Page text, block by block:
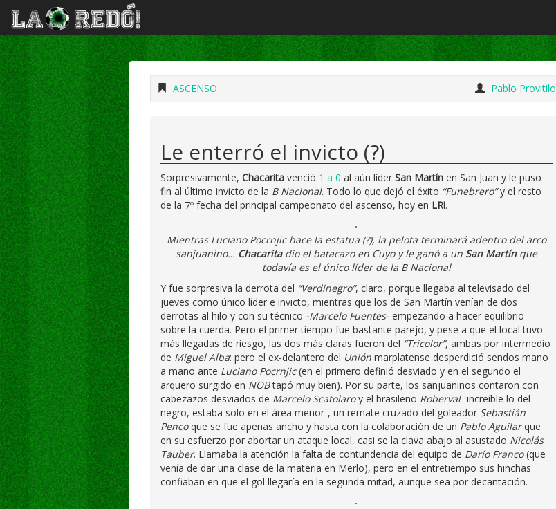
ASCENSO Pablo Provitilo
Le enterró el invicto (?)
Sorpresivamente, Chacarita venció 1 a 0 al aún líder San Martín en San Juan y le puso
fin al último invicto de la B Nacional. Todo lo que dejó el éxito “Funebrero”y el resto
de la 7º fecha del principal campeonato del ascenso, hoy en LR!.
Mientras Luciano Pocrnjic hace la estatua (?), la pelota terminará adentro del arco
sanjuanino… Chacaritadio el batacazo en Cuyo y le ganó a un San Martínque
todavía es el único líder de la B Nacional
Y fue sorpresiva la derrota del “Verdinegro”, claro, porque llegaba al televisado del
jueves como único líder e invicto, mientras que los de San Martín venían de dos
derrotas al hilo y con su técnico -Marcelo Fuentes- empezando a hacer equilibrio
sobre la cuerda. Pero el primer tiempo fue bastante parejo, y pese a que el local tuvo
más llegadas de riesgo, las dos más claras fueron del “Tricolor”, ambas por intermedio
de Miguel Alba: pero el ex-delantero del Unión marplatense desperdició sendos mano
a mano ante Luciano Pocrnjic(en el primero definió desviado y en el segundo el
arquero surgido en NOBtapó muy bien). Por su parte, los sanjuaninos contaron con
cabezazos desviados de Marcelo Scatolaroy el brasileño Roberval-increíble lo del
negro, estaba solo en el área menor-, un remate cruzado del goleador Sebastián
Pencoque se fue apenas ancho y hasta con la colaboración de un Pablo Aguilarque
en su esfuerzo por abortar un ataque local, casi se la clava abajo al asustado Nicolás
Tauber. Llamaba la atención la falta de contundencia del equipo de Darío Franco(que
venía de dar una clase de la materia en Merlo), pero en el entretiempo sus hinchas
confiaban en que el gol llegaría en la segunda mitad, aunque sea por decantación.